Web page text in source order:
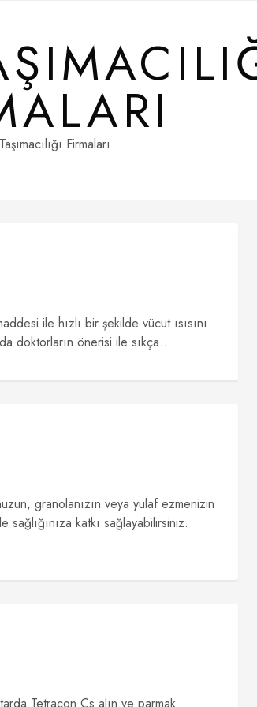
Firmaları
ile hızlı bir şekilde vücut ısısını
doktorların önerisi ile sıkça...
granolanızın veya yulaf ezmenizin
katkı sağlayabilirsiniz.